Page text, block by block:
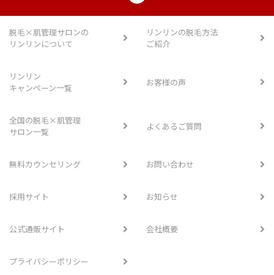
脱毛×肌管理サロンの
リンリンについて
リンリンの脱毛方法
ご紹介
リンリン
キャンペーン一覧
お客様の声
全国の脱毛×肌管理
サロン一覧
よくあるご質問
無料カウンセリング お問い合わせ
採用サイト お知らせ
公式通販サイト 会社概要
プライバシーポリシー